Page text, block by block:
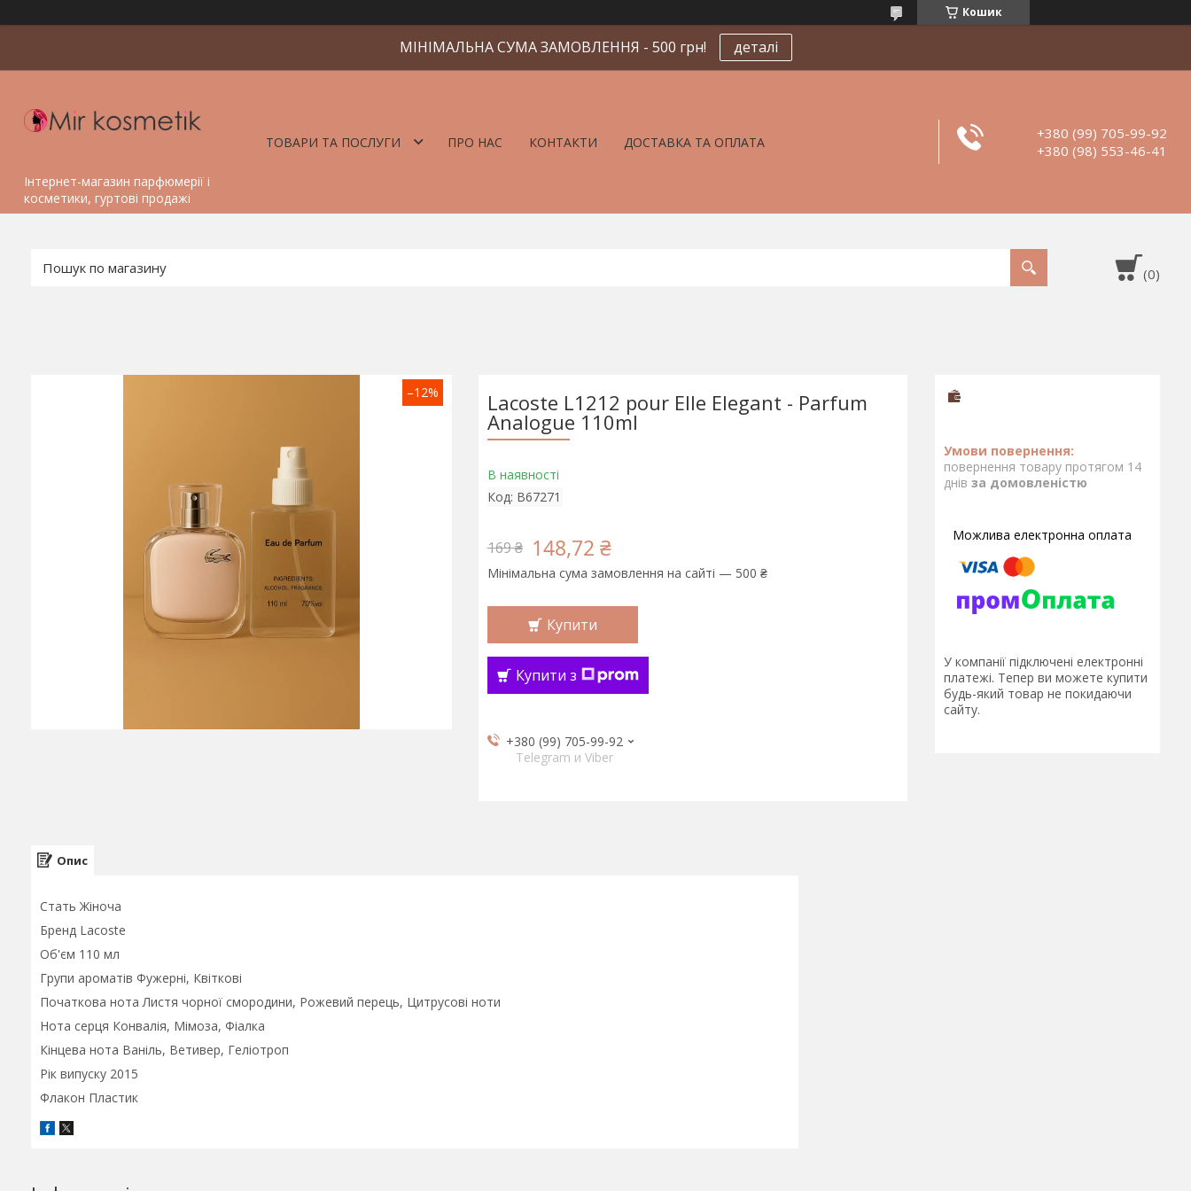
Кошик
МІНІМАЛЬНА СУМА ЗАМОВЛЕННЯ - 500 грн! деталі
Інтернет-магазин парфюмерії і
косметики, гуртові продажі
ТОВАРИ ТА ПОСЛУГИ ПРО НАС КОНТАКТИ ДОСТАВКА ТА ОПЛАТА
+380 (99) 705-99-92
+380 (98) 553-46-41
–12% Lacoste L1212 pour Elle Elegant - Parfum
Analogue 110ml
В наявності
Код: B67271
169 ₴ 148,72 ₴
Мінімальна сума замовлення на сайті — 500 ₴
Купити
Купити з
+380 (99) 705-99-92
Telegram и Viber
повернення товару протягом 14
днів за домовленістю
У компанії підключені електронні
платежі. Тепер ви можете купити
будь-який товар не покидаючи
сайту.
Опис
Стать Жіноча
Бренд Lacoste
Об'єм 110 мл
Групи ароматів Фужерні, Квіткові
Початкова нота Листя чорної смородини, Рожевий перець, Цитрусові ноти
Нота серця Конвалія, Мімоза, Фіалка
Кінцева нота Ваніль, Ветивер, Геліотроп
Рік випуску 2015
Флакон Пластик